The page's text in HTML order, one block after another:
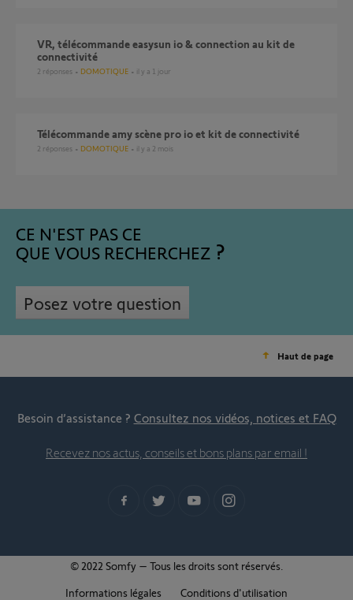
VR, télécommande easysun io & connection au kit de
connectivité
2 réponses DOMOTIQUE il y a 1 jour
Télécommande amy scène pro io et kit de connectivité
2 réponses DOMOTIQUE il y a 2 mois
CE N'EST PAS CE
QUE VOUS RECHERCHEZ
Posez votre question
Haut de page
Besoin d’assistance ? Consultez nos vidéos, notices et FAQ
Recevez nos actus, conseils et bons plans par email !
© 2022 Somfy – Tous les droits sont réservés.
Informations légales
Conditions d'utilisation